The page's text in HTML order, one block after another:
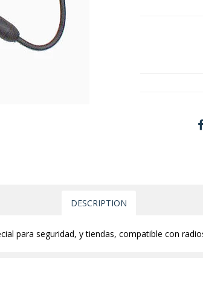
DESCRIPTION
para seguridad, y tiendas, compatible con